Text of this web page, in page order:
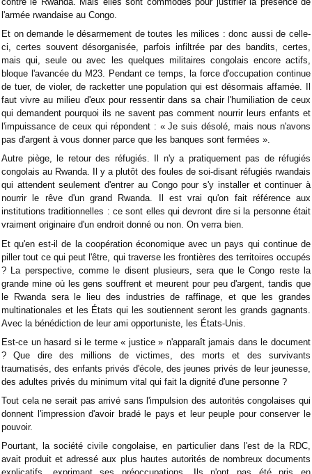
l'armée rwandaise au Congo.
Et on demande le désarmement de toutes les milices : donc aussi de celle-
ci, certes souvent désorganisée, parfois infiltrée par des bandits, certes,
mais qui, seule ou avec les quelques militaires congolais encore actifs,
bloque l'avancée du M23. Pendant ce temps, la force d'occupation continue
de tuer, de violer, de racketter une population qui est désormais affamée. Il
faut vivre au milieu d'eux pour ressentir dans sa chair l'humiliation de ceux
qui demandent pourquoi ils ne savent pas comment nourrir leurs enfants et
l'impuissance de ceux qui répondent : « Je suis désolé, mais nous n'avons
pas d'argent à vous donner parce que les banques sont fermées ».
Autre piège, le retour des réfugiés. Il n'y a pratiquement pas de réfugiés
congolais au Rwanda. Il y a plutôt des foules de soi-disant réfugiés rwandais
qui attendent seulement d'entrer au Congo pour s'y installer et continuer à
nourrir le rêve d'un grand Rwanda. Il est vrai qu'on fait référence aux
institutions traditionnelles : ce sont elles qui devront dire si la personne était
vraiment originaire d'un endroit donné ou non. On verra bien.
Et qu'en est-il de la coopération économique avec un pays qui continue de
piller tout ce qui peut l'être, qui traverse les frontières des territoires occupés
? La perspective, comme le disent plusieurs, sera que le Congo reste la
grande mine où les gens souffrent et meurent pour peu d'argent, tandis que
le Rwanda sera le lieu des industries de raffinage, et que les grandes
multinationales et les États qui les soutiennent seront les grands gagnants.
Avec la bénédiction de leur ami opportuniste, les États-Unis.
Est-ce un hasard si le terme « justice » n'apparaît jamais dans le document
? Que dire des millions de victimes, des morts et des survivants
traumatisés, des enfants privés d'école, des jeunes privés de leur jeunesse,
des adultes privés du minimum vital qui fait la dignité d'une personne ?
Tout cela ne serait pas arrivé sans l'impulsion des autorités congolaises qui
donnent l'impression d'avoir bradé le pays et leur peuple pour conserver le
pouvoir.
Pourtant, la société civile congolaise, en particulier dans l'est de la RDC,
avait produit et adressé aux plus hautes autorités de nombreux documents